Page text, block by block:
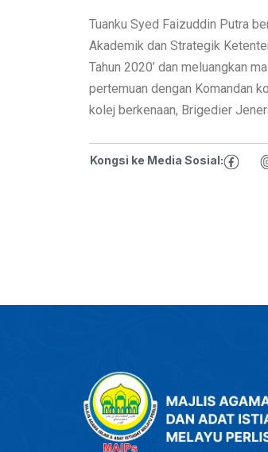
Tuanku Syed Faizuddin Putra
Akademik dan Strategik
Tahun 2020’ dan meluangkan
pertemuan dengan Komandan
kolej berkenaan, Brigedier
Kongsi ke Media Sosial: